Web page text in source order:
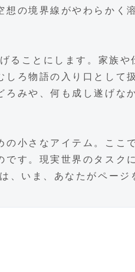
の境界線がやわらかく
ることにします。家族や
ろ物語の入り口として
みや、何も成し遂げな
小さなアイテム。ここ
す。現実世界のタスク
、いま、あなたがページ